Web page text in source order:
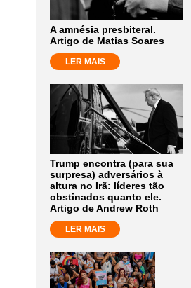
A amnésia presbiteral.
Artigo de Matias Soares
LER MAIS
Trump encontra (para sua
surpresa) adversários à
altura no Irã: líderes tão
obstinados quanto ele.
Artigo de Andrew Roth
LER MAIS